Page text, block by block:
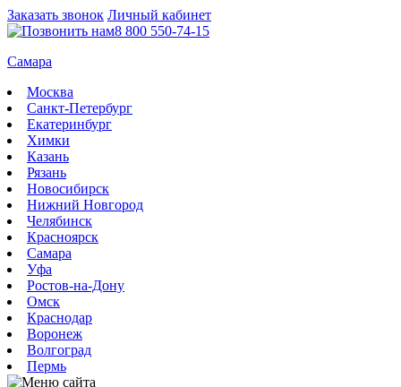
Заказать звонок Личный кабинет
8 800 550-74-15
Самара
Москва
Санкт-Петербург
Екатеринбург
Химки
Казань
Рязань
Новосибирск
Нижний Новгород
Челябинск
Красноярск
Самара
Уфа
Ростов-на-Дону
Омск
Краснодар
Воронеж
Волгоград
Пермь